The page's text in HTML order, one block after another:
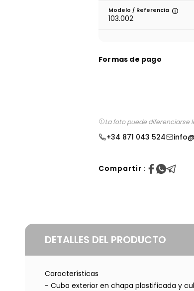
Modelo / Referencia
103.002
Formas de pago
La foto puede diferenciarse
+34 871 043 524
Compartir :
DETALLES DEL PRODUCTO
Características
- Cuba exterior en chapa plastificada y